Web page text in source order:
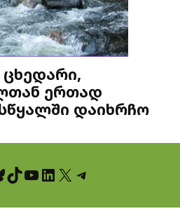
ერთად
დაიხრჩო
TikTok YouTube LinkedIn X Telegram